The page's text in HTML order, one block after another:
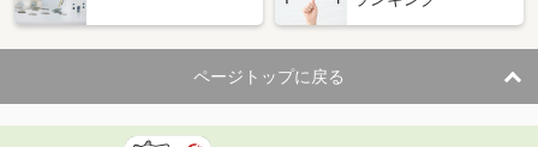
ページトップに戻る